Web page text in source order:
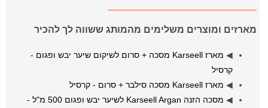
מארזים ומוצרים משלימים מהמותג ששווה לך להכיר
◀
מארז Karseell מסכה + סרום לשיקום שיער יבש ופגום -
קרסיל
◀ מארז Karseell מסכה סילבר + סרום - קרסיל
◀
מסכה הזנה Karseell Argan לשיער יבש ופגום 500 מ"ל -